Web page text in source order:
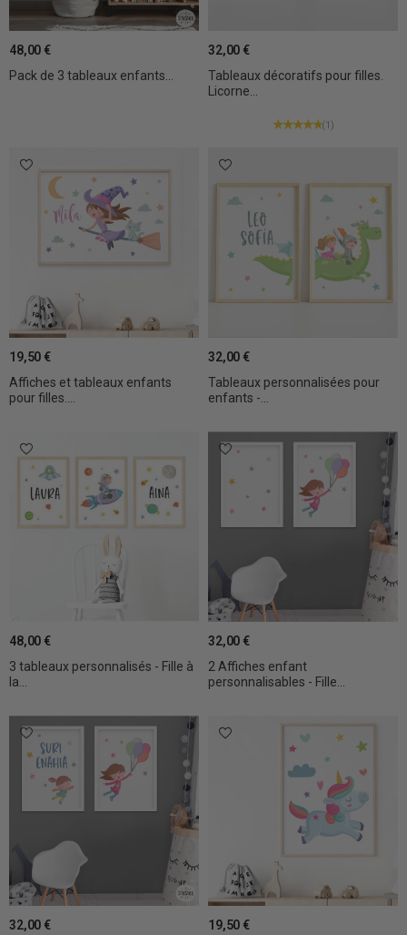
Pack de 3 tableaux enfants...
48,00 €
Tableaux décoratifs pour filles.
Licorne...
32,00 €
(1)
Affiches et tableaux enfants
pour filles....
19,50 €
Tableaux personnalisées pour
enfants -...
32,00 €
3 tableaux personnalisés - Fille à
la...
48,00 €
2 Affiches enfant
personnalisables - Fille...
32,00 €
32,00 €
19,50 €